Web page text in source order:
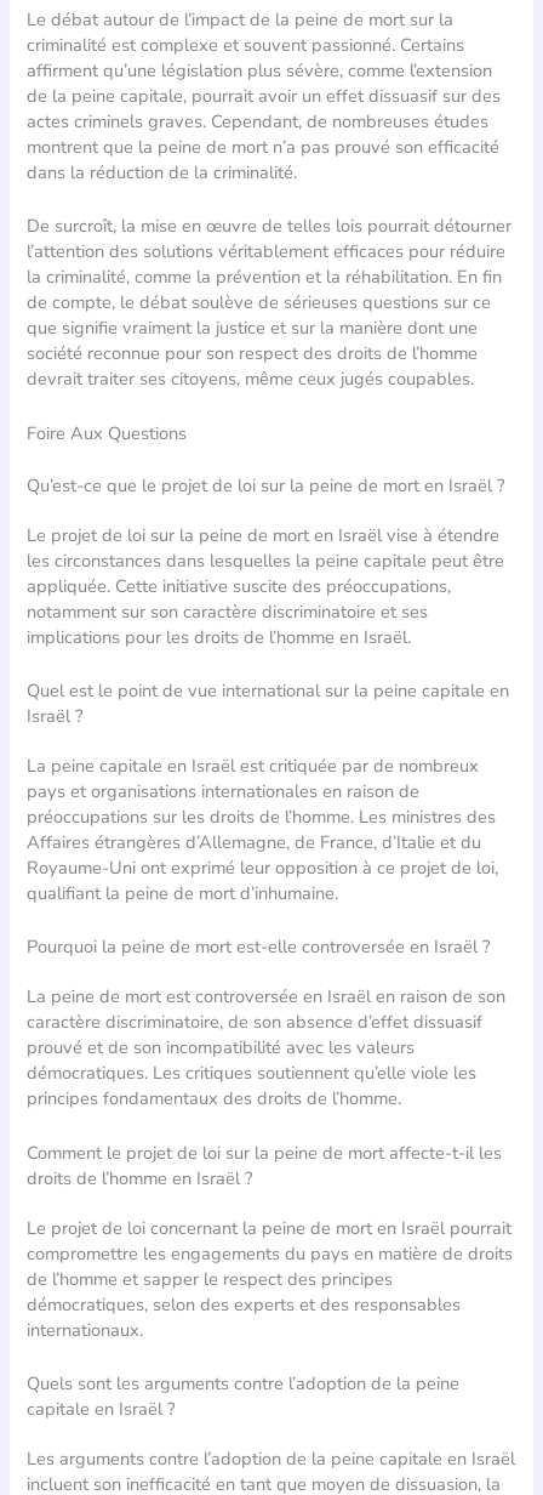
Le débat autour de l’impact de la peine de mort sur la
criminalité est complexe et souvent passionné. Certains
affirment qu’une législation plus sévère, comme l’extension
de la peine capitale, pourrait avoir un effet dissuasif sur des
actes criminels graves. Cependant, de nombreuses études
montrent que la peine de mort n’a pas prouvé son efficacité
dans la réduction de la criminalité.
De surcroît, la mise en œuvre de telles lois pourrait détourner
l’attention des solutions véritablement efficaces pour réduire
la criminalité, comme la prévention et la réhabilitation. En fin
de compte, le débat soulève de sérieuses questions sur ce
que signifie vraiment la justice et sur la manière dont une
société reconnue pour son respect des droits de l’homme
devrait traiter ses citoyens, même ceux jugés coupables.
Foire Aux Questions
Qu’est-ce que le projet de loi sur la peine de mort en Israël ?
Le projet de loi sur la peine de mort en Israël vise à étendre
les circonstances dans lesquelles la peine capitale peut être
appliquée. Cette initiative suscite des préoccupations,
notamment sur son caractère discriminatoire et ses
implications pour les droits de l’homme en Israël.
Quel est le point de vue international sur la peine capitale en
Israël ?
La peine capitale en Israël est critiquée par de nombreux
pays et organisations internationales en raison de
préoccupations sur les droits de l’homme. Les ministres des
Affaires étrangères d’Allemagne, de France, d’Italie et du
Royaume-Uni ont exprimé leur opposition à ce projet de loi,
qualifiant la peine de mort d’inhumaine.
Pourquoi la peine de mort est-elle controversée en Israël ?
La peine de mort est controversée en Israël en raison de son
caractère discriminatoire, de son absence d’effet dissuasif
prouvé et de son incompatibilité avec les valeurs
démocratiques. Les critiques soutiennent qu’elle viole les
principes fondamentaux des droits de l’homme.
Comment le projet de loi sur la peine de mort affecte-t-il les
droits de l’homme en Israël ?
Le projet de loi concernant la peine de mort en Israël pourrait
compromettre les engagements du pays en matière de droits
de l’homme et sapper le respect des principes
démocratiques, selon des experts et des responsables
internationaux.
Quels sont les arguments contre l’adoption de la peine
capitale en Israël ?
Les arguments contre l’adoption de la peine capitale en Israël
incluent son inefficacité en tant que moyen de dissuasion, la